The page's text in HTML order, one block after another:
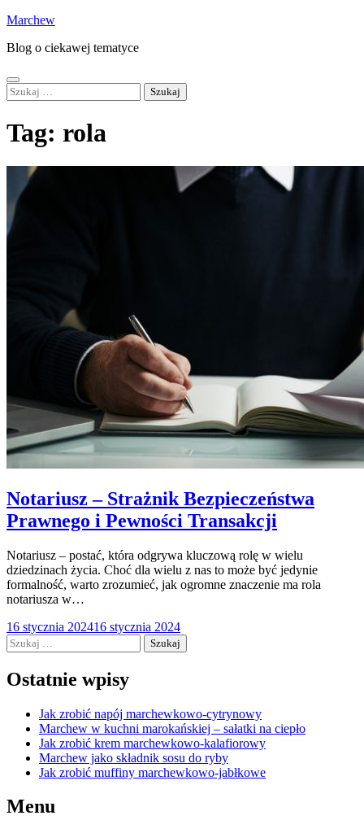
Skip
content
Marchew
Blog o ciekawej tematyce
Szukaj:
Tag: rola
Notariusz – Strażnik Bezpieczeństwa
Prawnego i Pewności Transakcji
Notariusz – postać, która odgrywa kluczową rolę w wielu
dziedzinach życia. Choć dla wielu z nas to może być jedynie
formalność, warto zrozumieć, jak ogromne znaczenie ma rola
notariusza w…
16 stycznia 202416 stycznia 2024
Szukaj:
Ostatnie wpisy
Jak zrobić napój marchewkowo-cytrynowy
Marchew w kuchni marokańskiej – sałatki na ciepło
Jak zrobić krem marchewkowo-kalafiorowy
Marchew jako składnik sosu do ryby
Jak zrobić muffiny marchewkowo-jabłkowe
Menu